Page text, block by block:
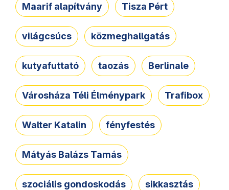
Maarif alapítvány Tisza Pért
világcsúcs közmeghallgatás
kutyafuttató taozás Berlinale
Városháza Téli Élménypark Trafibox
Walter Katalin fényfestés
Mátyás Balázs Tamás
szociális gondoskodás sikkasztás